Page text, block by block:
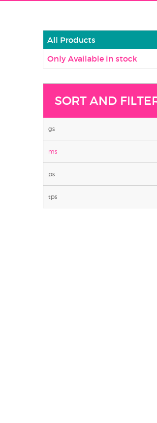
All Products
Only Available in stock
SORT AND
gs
ms
ps
tps